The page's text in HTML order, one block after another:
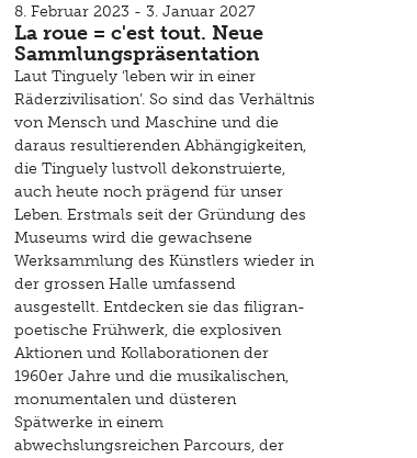
8. Februar 2023 - 3. Januar 2027
La roue = c'est tout. Neue
Sammlungspräsentation
Laut Tinguely ‘leben wir in einer
Räderzivilisation’. So sind das Verhältnis
von Mensch und Maschine und die
daraus resultierenden Abhängigkeiten,
die Tinguely lustvoll dekonstruierte,
auch heute noch prägend für unser
Leben. Erstmals seit der Gründung des
Museums wird die gewachsene
Werksammlung des Künstlers wieder in
der grossen Halle umfassend
ausgestellt. Entdecken sie das filigran-
poetische Frühwerk, die explosiven
Aktionen und Kollaborationen der
1960er Jahre und die musikalischen,
monumentalen und düsteren
Spätwerke in einem
abwechslungsreichen Parcours, der